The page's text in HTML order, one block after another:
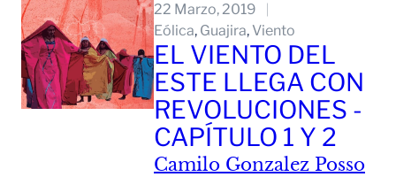
22 Marzo, 2019
Eólica, Guajira, Viento
EL VIENTO DEL
ESTE LLEGA CON
REVOLUCIONES -
CAPÍTULO 1 Y 2
Camilo Gonzalez Posso